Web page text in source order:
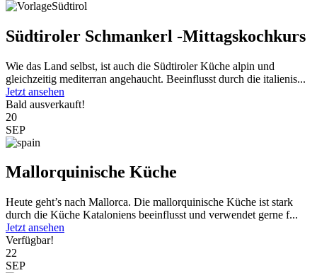
Südtiroler Schmankerl -Mittagskochkurs
Wie das Land selbst, ist auch die Südtiroler Küche alpin und
gleichzeitig mediterran angehaucht. Beeinflusst durch die italienis...
Jetzt ansehen
Bald ausverkauft!
20
SEP
Mallorquinische Küche
Heute geht’s nach Mallorca. Die mallorquinische Küche ist stark
durch die Küche Kataloniens beeinflusst und verwendet gerne f...
Jetzt ansehen
Verfügbar!
22
SEP